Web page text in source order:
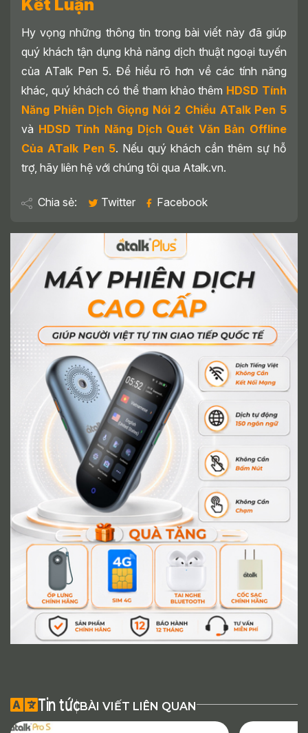
Kết Luận
Hy vọng những thông tin trong bài viết này đã giúp
quý khách tận dụng khả năng dịch thuật ngoại tuyến
của ATalk Pen 5. Để hiểu rõ hơn về các tính năng
khác, quý khách có thể tham khảo thêm HDSD Tính
Năng Phiên Dịch Giọng Nói 2 Chiều ATalk Pen 5
và HDSD Tính Năng Dịch Quét Văn Bản Offline
Của ATalk Pen 5. Nếu quý khách cần thêm sự hỗ
trợ, hãy liên hệ với chúng tôi qua Atalk.vn.
Chia sẻ: Twitter Facebook
Tin tứcBÀI VIẾT LIÊN QUAN